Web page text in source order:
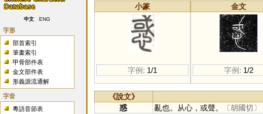
中文 ENG
字形
部首索引
筆畫索引
甲骨部件表
金文部件表
形義源流通解
字音
粵語音節表
小篆
字例: 1/1
金文
字例: 1/2
《說文》
惑
亂也。从心，或聲。 〔胡國切〕